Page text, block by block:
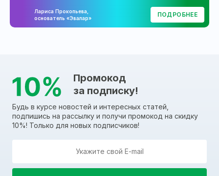
Лариса Прокопьева,
основатель «Эвалар»
ПОДРОБНЕЕ
Промокод
за подписку!
Будь в курсе новостей и интересных статей,
подпишись на рассылку и получи промокод на скидку
10%! Только для новых подписчиков!